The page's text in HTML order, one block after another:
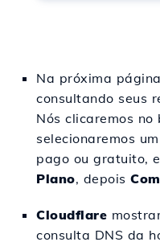
Na próxima
consultando seus
Nós clicaremos no
selecionaremos
pago ou gratuito,
Plano, depois
Cloudflare
consulta DNS da